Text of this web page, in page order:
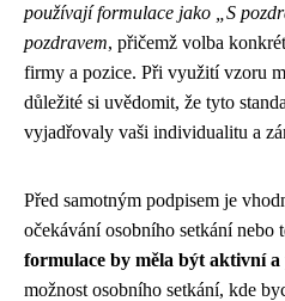
používají formulace jako „S
pozdravem, přičemž volba
firmy a pozice. Při využití vzoru
důležité si uvědomit, že tyto
vyjadřovaly vaši individualitu a
Před samotným podpisem je
očekávání osobního setkání nebo
formulace by měla být aktivní
možnost osobního setkání, kde